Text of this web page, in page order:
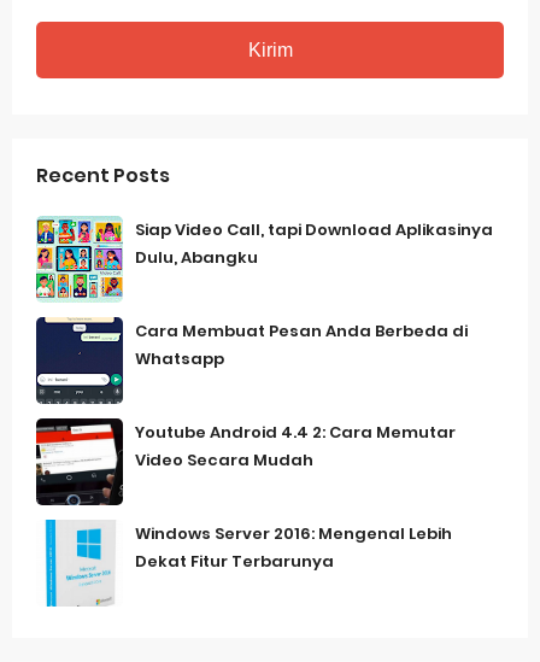
Recent Posts
Siap Video Call, tapi Download Aplikasinya
Dulu, Abangku
Cara Membuat Pesan Anda Berbeda di
Whatsapp
Youtube Android 4.4 2: Cara Memutar
Video Secara Mudah
Windows Server 2016: Mengenal Lebih
Dekat Fitur Terbarunya